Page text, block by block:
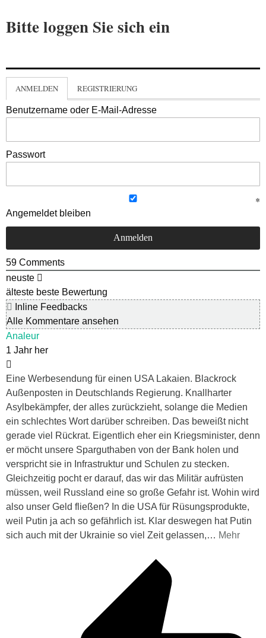
Bitte loggen Sie sich ein
ANMELDEN REGISTRIERUNG
Benutzername oder E-Mail-Adresse
Passwort
Angemeldet bleiben
59 Comments
neuste
älteste beste Bewertung
Inline Feedbacks
Alle Kommentare ansehen
Analeur
1 Jahr her
Eine Werbesendung für einen USA Lakaien. Blackrock
Außenposten in Deutschlands Regierung. Knallharter
Asylbekämpfer, der alles zurückzieht, solange die Medien
ein schlechtes Wort darüber schreiben. Das beweißt nicht
gerade viel Rückrat. Eigentlich eher ein Kriegsminister, denn
er möcht unsere Sparguthaben von der Bank holen und
verspricht sie in Infrastruktur und Schulen zu stecken.
Gleichzeitig pocht er darauf, das wir das Militär aufrüsten
müssen, weil Russland eine so große Gefahr ist. Wohin wird
also unser Geld fließen? In die USA für Rüsungsprodukte,
weil Putin ja ach so gefährlich ist. Klar deswegen hat Putin
sich auch mit der Ukrainie so viel Zeit gelassen,… Mehr